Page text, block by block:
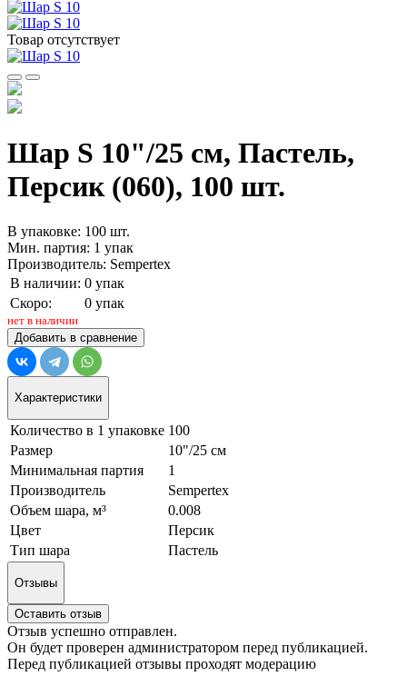
Товар отсутствует
Шар S 10"/25 см, Пастель,
Персик (060), 100 шт.
В упаковке: 100 шт.
Мин. партия: 1 упак
Производитель: Sempertex
В наличии: 0 упак
Скоро:
0 упак
нет в наличии
Добавить в сравнение
Характеристики
Количество в 1 упаковке 100
Размер
10"/25 см
Минимальная партия
1
Производитель
Sempertex
Объем шара, м³
0.008
Цвет
Персик
Тип шара
Пастель
Отзывы
Оставить отзыв
Отзыв успешно отправлен.
Он будет проверен администратором перед публикацией.
Перед публикацией отзывы проходят модерацию